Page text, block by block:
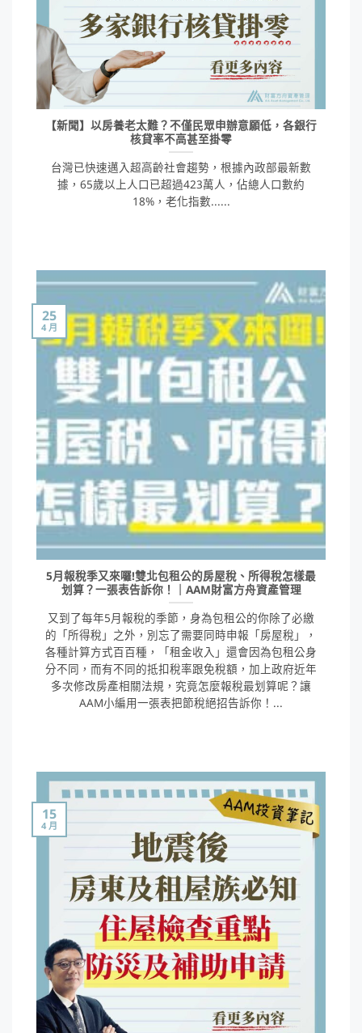
【新聞】以房養老太難？不僅民眾申辦意願低，各銀行
核貸率不高甚至掛零
台灣已快速邁入超高齡社會趨勢，根據內政部最新數
據，65歲以上人口已超過423萬人，佔總人口數約
18%，老化指數......
5月報稅季又來囉!雙北包租公的房屋稅、所得稅怎樣最
划算？一張表告訴你！｜AAM財富方舟資產管理
又到了每年5月報稅的季節，身為包租公的你除了必繳
的「所得稅」之外，別忘了需要同時申報「房屋稅」，
各種計算方式百百種，「租金收入」還會因為包租公身
分不同，而有不同的抵扣稅率跟免稅額，加上政府近年
多次修改房產相關法規，究竟怎麼報稅最划算呢？讓
AAM小編用一張表把節稅絕招告訴你！...
25
4 月
15
4 月